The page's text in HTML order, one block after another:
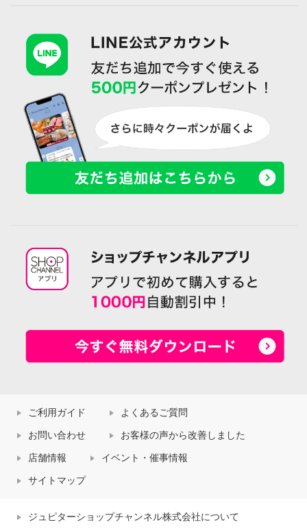
ご利用ガイド よくあるご質問
お問い合わせ お客様の声から改善しました
店舗情報 イベント・催事情報
サイトマップ
ジュピターショップチャンネル株式会社について